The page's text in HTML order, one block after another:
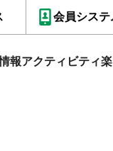
会員システ
報アクティビティ